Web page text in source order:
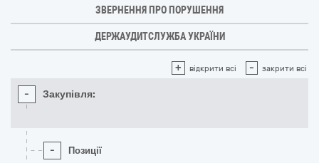
ЗВЕРНЕННЯ ПРО ПОРУШЕННЯ
ДЕРЖАУДИТСЛУЖБА УКРАЇНИ
+ відкрити всі - закрити всі
- Закупівля:
- Позиції